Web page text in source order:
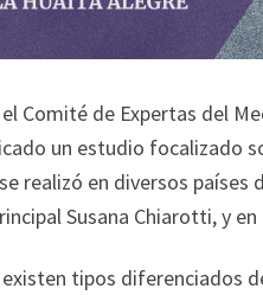
Comité de Expertas del
un estudio focalizado
realizó en diversos
Susana Chiarotti, y
existen tipos diferenciados